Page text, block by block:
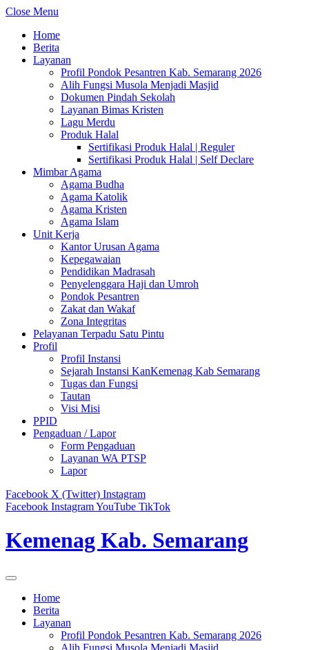
Close Menu
Home
Berita
Layanan
Profil Pondok Pesantren Kab. Semarang 2026
Alih Fungsi Musola Menjadi Masjid
Dokumen Pindah Sekolah
Layanan Bimas Kristen
Lagu Merdu
Produk Halal
Sertifikasi Produk Halal | Reguler
Sertifikasi Produk Halal | Self Declare
Mimbar Agama
Agama Budha
Agama Katolik
Agama Kristen
Agama Islam
Unit Kerja
Kantor Urusan Agama
Kepegawaian
Pendidikan Madrasah
Penyelenggara Haji dan Umroh
Pondok Pesantren
Zakat dan Wakaf
Zona Integritas
Pelayanan Terpadu Satu Pintu
Profil
Profil Instansi
Sejarah Instansi KanKemenag Kab Semarang
Tugas dan Fungsi
Tautan
Visi Misi
PPID
Pengaduan / Lapor
Form Pengaduan
Layanan WA PTSP
Lapor
Facebook X (Twitter) Instagram
Facebook InstagramYouTube TikTok
Kemenag Kab. Semarang
Home
Berita
Layanan
Profil Pondok Pesantren Kab. Semarang 2026
Alih Fungsi Musola Menjadi Masjid